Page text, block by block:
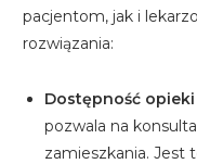
pacjentom, jak i
rozwiązania:
Dostępność
pozwala na
zamieszkania. Jest